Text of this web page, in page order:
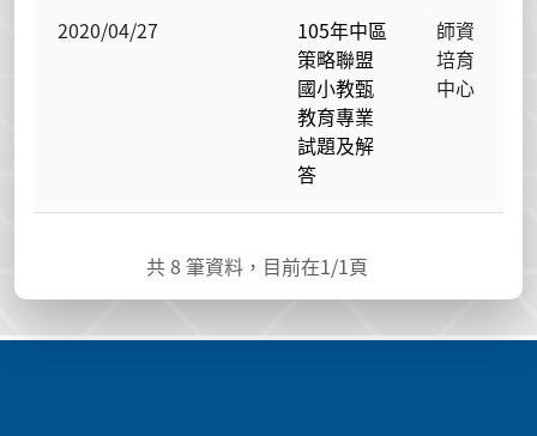
2020/04/27
105年中區
策略聯盟
國小教甄
教育專業
試題及解
答
師資
培育
中心
共8 筆資料，目前在1/1頁